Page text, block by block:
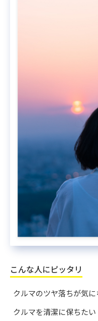
こんな人にピッタリ
クルマのツヤ落ちが気に
クルマを清潔に保ちたい